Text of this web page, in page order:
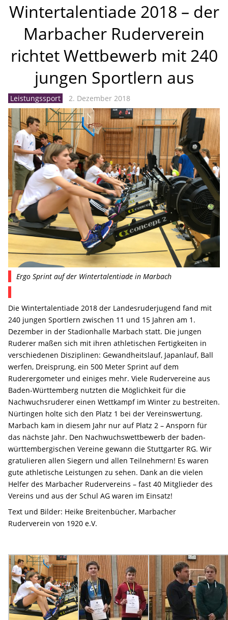
Wintertalentiade 2018 – der
Marbacher Ruderverein
richtet Wettbewerb mit 240
jungen Sportlern aus
Leistungssport 2. Dezember 2018
Ergo Sprint auf der Wintertalentiade in Marbach
Die Wintertalentiade 2018 der Landesruderjugend fand mit
240 jungen Sportlern zwischen 11 und 15 Jahren am 1.
Dezember in der Stadionhalle Marbach statt. Die jungen
Ruderer maßen sich mit ihren athletischen Fertigkeiten in
verschiedenen Disziplinen: Gewandheitslauf, Japanlauf, Ball
werfen, Dreisprung, ein 500 Meter Sprint auf dem
Ruderergometer und einiges mehr. Viele Rudervereine aus
Baden-Württemberg nutzten die Möglichkeit für die
Nachwuchsruderer einen Wettkampf im Winter zu bestreiten.
Nürtingen holte sich den Platz 1 bei der Vereinswertung.
Marbach kam in diesem Jahr nur auf Platz 2 – Ansporn für
das nächste Jahr. Den Nachwuchswettbewerb der baden-
württembergischen Vereine gewann die Stuttgarter RG. Wir
gratulieren allen Siegern und allen Teilnehmern! Es waren
gute athletische Leistungen zu sehen. Dank an die vielen
Helfer des Marbacher Rudervereins – fast 40 Mitglieder des
Vereins und aus der Schul AG waren im Einsatz!
Text und Bilder: Heike Breitenbücher, Marbacher
Ruderverein von 1920 e.V.